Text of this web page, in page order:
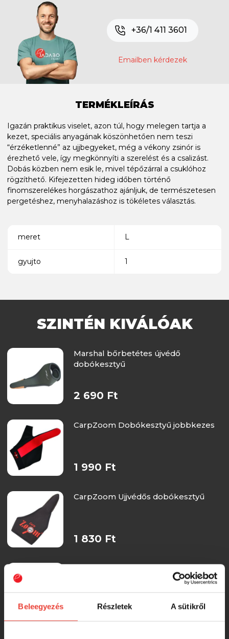
Beleegyezés Részletek A sütikről
+36/1 411 3601
Emailben kérdezek
TERMÉKLEÍRÁS
Igazán praktikus viselet, azon túl, hogy melegen tartja a
kezet, speciális anyagának köszönhetően nem teszi
“érzéketlenné” az ujjbegyeket, még a vékony zsinór is
érezhető vele, így megkönnyíti a szerelést és a csalizást.
Dobás közben nem esik le, mivel tépőzárral a csuklóhoz
rögzíthető. Kifejezetten hideg időben történő
finomszerelékes horgászathoz ajánljuk, de természetesen
pergetéshez, menyhalazáshoz is tökéletes választás.
meret L
gyujto 1
SZINTÉN KIVÁLÓAK
Marshal bőrbetétes újvédő
dobókesztyű
2 690 Ft
CarpZoom Dobókesztyű jobbkezes
1 990 Ft
CarpZoom Ujjvédős dobókesztyű
1 830 Ft
1 830 Ft